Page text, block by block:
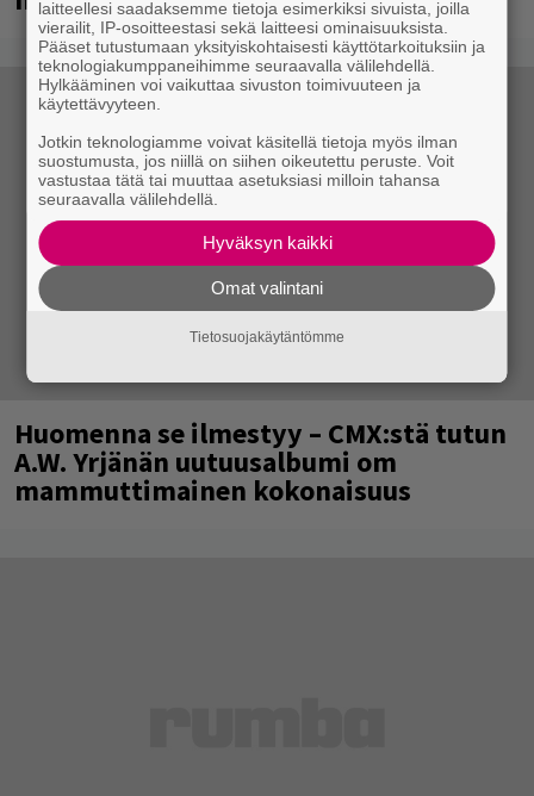
Huomenna se ilmestyy – CMX:stä tutun
A.W. Yrjänän uutuusalbumi om
mammuttimainen kokonaisuus
laitteellesi saadaksemme tietoja esimerkiksi sivuista, joilla
vierailit, IP-osoitteestasi sekä laitteesi ominaisuuksista.
Pääset tutustumaan yksityiskohtaisesti käyttötarkoituksiin ja
teknologiakumppaneihimme seuraavalla välilehdellä.
Hylkääminen voi vaikuttaa sivuston toimivuuteen ja
käytettävyyteen.
Jotkin teknologiamme voivat käsitellä tietoja myös ilman
suostumusta, jos niillä on siihen oikeutettu peruste. Voit
vastustaa tätä tai muuttaa asetuksiasi milloin tahansa
seuraavalla välilehdellä.
Hyväksyn kaikki
Omat valintani
Tietosuojakäytäntömme